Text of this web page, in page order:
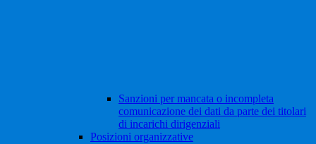
Sanzioni per mancata o incompleta
comunicazione dei dati da parte dei titolari
di incarichi dirigenziali
Posizioni organizzative